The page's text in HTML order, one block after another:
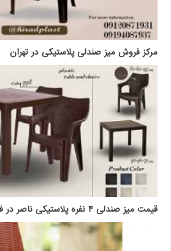
مرکز فروش میز صندلی پلاستیکی در تهران
قیمت میز صندلی ۴ نفره پلاستیکی ناصر در فروش عمده تهران